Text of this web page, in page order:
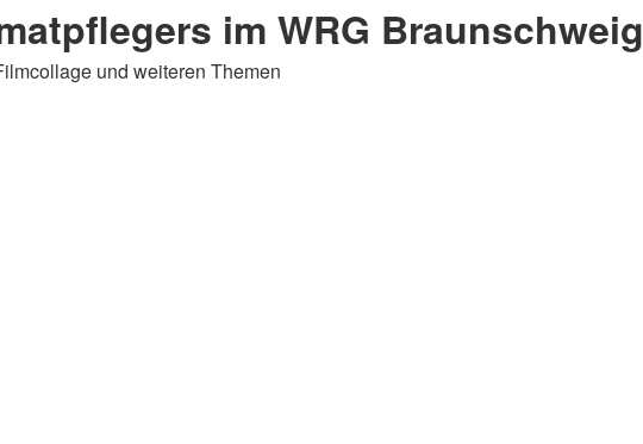
im WRG Braunschweig
und weiteren Themen